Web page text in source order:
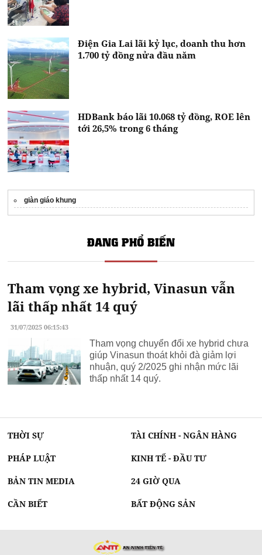
Điện Gia Lai lãi kỷ lục, doanh thu hơn
1.700 tỷ đồng nửa đầu năm
HDBank báo lãi 10.068 tỷ đồng, ROE lên
tới 26,5% trong 6 tháng
giàn giáo khung
ĐANG PHỔ BIẾN
Tham vọng xe hybrid, Vinasun vẫn
lãi thấp nhất 14 quý
31/07/2025 06:15:43
Tham vọng chuyển đổi xe hybrid chưa
giúp Vinasun thoát khỏi đà giảm lợi
nhuận, quý 2/2025 ghi nhận mức lãi
thấp nhất 14 quý.
THỜI SỰ TÀI CHÍNH - NGÂN HÀNG
PHÁP LUẬT KINH TẾ - ĐẦU TƯ
BẢN TIN MEDIA 24 GIỜ QUA
CẦN BIẾT BẤT ĐỘNG SẢN